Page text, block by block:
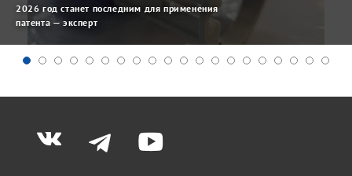
2026 год станет последним для применения
патента — эксперт